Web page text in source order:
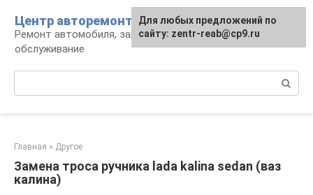
контенту
Центр авторемонта
Ремонт автомобиля, запчасти и
обслуживание
Главная » Другое
Замена троса ручника lada kalina sedan (ваз
калина)
Для любых предложений по
сайту: zentr-reab@cp9.ru